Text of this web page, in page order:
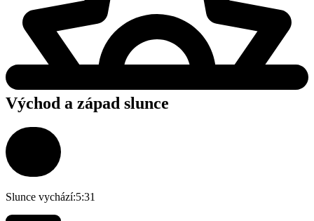
Východ a západ slunce
Slunce vychází:5:31